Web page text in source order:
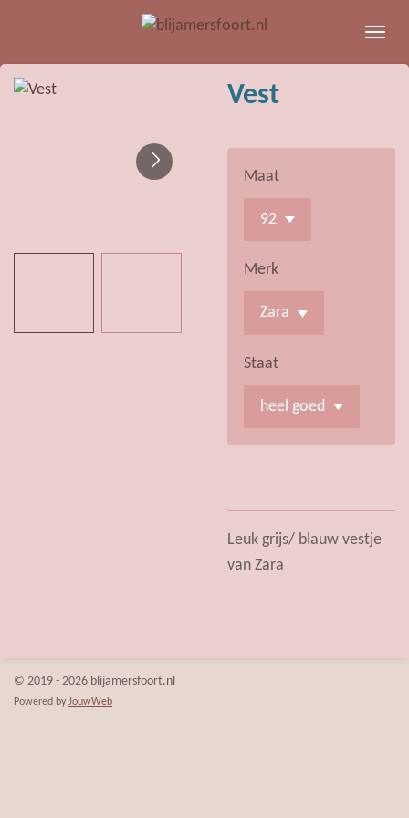
de
Vest
Maat
Merk
Staat
Leuk grijs/ blauw vestje
van Zara
© 2019 - 2026 blijamersfoort.nl
Powered by JouwWeb